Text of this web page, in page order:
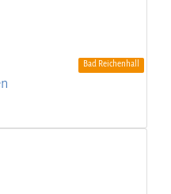
Bad Reichenhall